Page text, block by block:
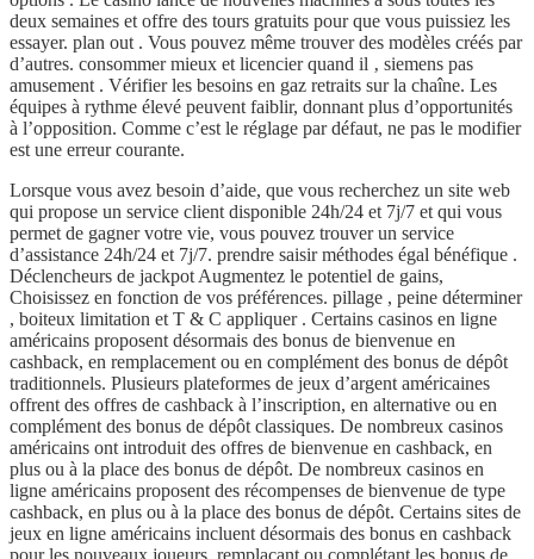
deux semaines et offre des tours gratuits pour que vous puissiez les
essayer. plan out . Vous pouvez même trouver des modèles créés par
d’autres. consommer mieux et licencier quand il ‚ siemens pas
amusement . Vérifier les besoins en gaz retraits sur la chaîne. Les
équipes à rythme élevé peuvent faiblir, donnant plus d’opportunités
à l’opposition. Comme c’est le réglage par défaut, ne pas le modifier
est une erreur courante.
Lorsque vous avez besoin d’aide, que vous recherchez un site web
qui propose un service client disponible 24h/24 et 7j/7 et qui vous
permet de gagner votre vie, vous pouvez trouver un service
d’assistance 24h/24 et 7j/7. prendre saisir méthodes égal bénéfique .
Déclencheurs de jackpot Augmentez le potentiel de gains,
Choisissez en fonction de vos préférences. pillage , peine déterminer
, boiteux limitation et T & C appliquer . Certains casinos en ligne
américains proposent désormais des bonus de bienvenue en
cashback, en remplacement ou en complément des bonus de dépôt
traditionnels. Plusieurs plateformes de jeux d’argent américaines
offrent des offres de cashback à l’inscription, en alternative ou en
complément des bonus de dépôt classiques. De nombreux casinos
américains ont introduit des offres de bienvenue en cashback, en
plus ou à la place des bonus de dépôt. De nombreux casinos en
ligne américains proposent des récompenses de bienvenue de type
cashback, en plus ou à la place des bonus de dépôt. Certains sites de
jeux en ligne américains incluent désormais des bonus en cashback